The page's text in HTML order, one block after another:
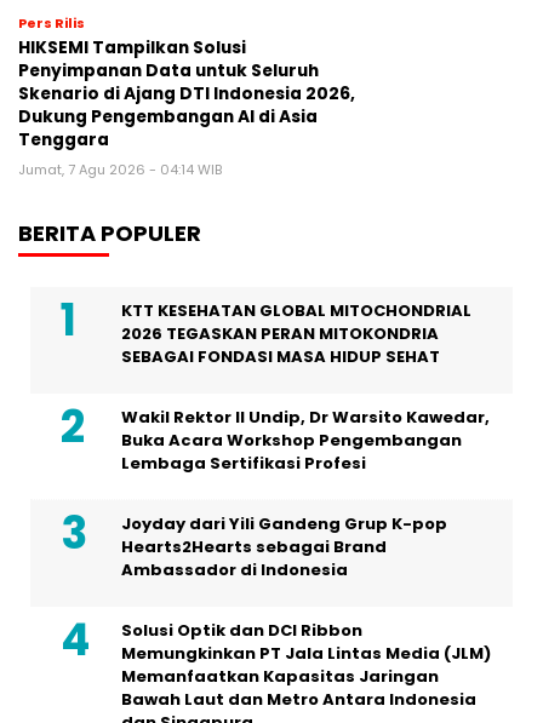
Pers Rilis
HIKSEMI Tampilkan Solusi
Penyimpanan Data untuk Seluruh
Skenario di Ajang DTI Indonesia 2026,
Dukung Pengembangan AI di Asia
Tenggara
Jumat, 7 Agu 2026 - 04:14 WIB
BERITA POPULER
KTT KESEHATAN GLOBAL MITOCHONDRIAL
2026 TEGASKAN PERAN MITOKONDRIA
SEBAGAI FONDASI MASA HIDUP SEHAT
Wakil Rektor II Undip, Dr Warsito Kawedar,
Buka Acara Workshop Pengembangan
Lembaga Sertifikasi Profesi
Joyday dari Yili Gandeng Grup K-pop
Hearts2Hearts sebagai Brand
Ambassador di Indonesia
Solusi Optik dan DCI Ribbon
Memungkinkan PT Jala Lintas Media (JLM)
Memanfaatkan Kapasitas Jaringan
Bawah Laut dan Metro Antara Indonesia